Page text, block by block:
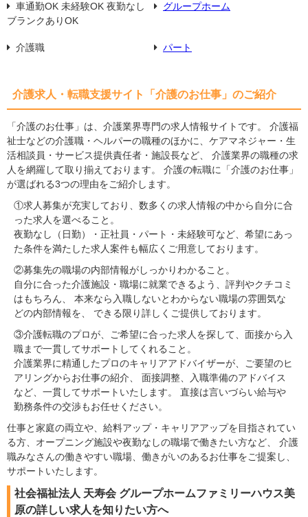
車通勤OK 未経験OK 夜勤なし
ブランクありOK
グループホーム
介護職 パート
介護求人・転職支援サイト「介護のお仕事」のご紹介
「介護のお仕事」は、介護業界専門の求人情報サイトです。 介護福
祉士などの介護職・ヘルパーの職種のほかに、ケアマネジャー・生
活相談員・サービス提供責任者・施設長など、 介護業界の職種の求
人を網羅して取り揃えております。 介護の転職に「介護のお仕事」
が選ばれる3つの理由をご紹介します。
①求人募集が充実しており、数多くの求人情報の中から自分に合
った求人を選べること。
夜勤なし（日勤）・正社員・パート・未経験可など、希望にあっ
た条件を満たした求人案件も幅広くご用意しております。
②募集先の職場の内部情報がしっかりわかること。
自分に合った介護施設・職場に就業できるよう、評判やクチコミ
はもちろん、 本来なら入職しないとわからない職場の雰囲気な
どの内部情報を、 できる限り詳しくご提供しております。
③介護転職のプロが、ご希望に合った求人を探して、面接から入
職まで一貫してサポートしてくれること。
介護業界に精通したプロのキャリアアドバイザーが、ご要望のヒ
アリングからお仕事の紹介、 面接調整、入職準備のアドバイス
など、一貫してサポートいたします。 直接は言いづらい給与や
勤務条件の交渉もお任せください。
仕事と家庭の両立や、給料アップ・キャリアアップを目指されてい
る方、オープニング施設や夜勤なしの職場で働きたい方など、 介護
職みなさんの働きやすい職場、働きがいのあるお仕事をご提案し、
サポートいたします。
社会福祉法人 天寿会 グループホームファミリーハウス美
原の詳しい求人を知りたい方へ